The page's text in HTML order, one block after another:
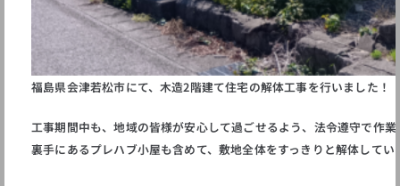
福島県会津若松市にて、木造2階建て住宅の解体工事を行いました！
工事期間中も、地域の皆様が安心して過ごせるよう、法令遵守で作
裏手にあるプレハブ小屋も含めて、敷地全体をすっきりと解体してい